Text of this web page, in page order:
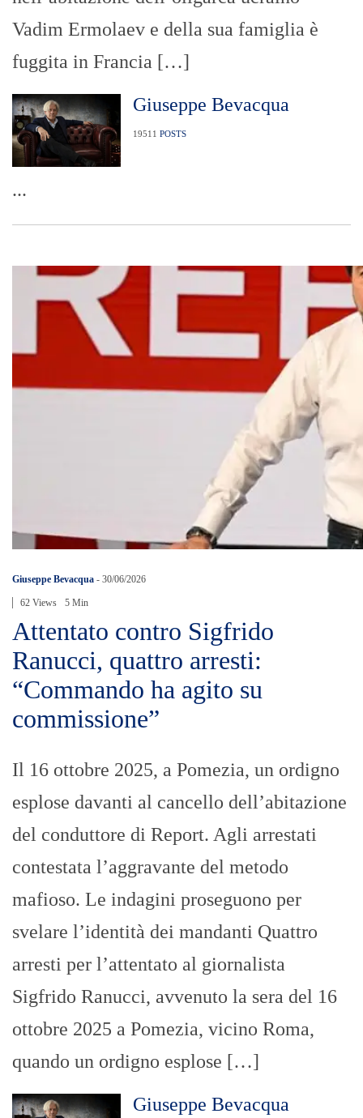
Vadim Ermolaev e della sua famiglia è
fuggita in Francia […]
Giuseppe Bevacqua
19511 POSTS
...
Giuseppe Bevacqua - 30/06/2026
62 Views 5 Min
Attentato contro Sigfrido
Ranucci, quattro arresti:
“Commando ha agito su
commissione”
Il 16 ottobre 2025, a Pomezia, un ordigno
esplose davanti al cancello dell’abitazione
del conduttore di Report. Agli arrestati
contestata l’aggravante del metodo
mafioso. Le indagini proseguono per
svelare l’identità dei mandanti Quattro
arresti per l’attentato al giornalista
Sigfrido Ranucci, avvenuto la sera del 16
ottobre 2025 a Pomezia, vicino Roma,
quando un ordigno esplose […]
Giuseppe Bevacqua